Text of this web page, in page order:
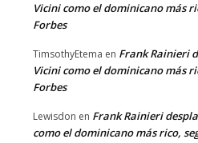
Vicini como el dominicano más
Forbes
TimsothyEtema en Frank Rainieri
Vicini como el dominicano más
Forbes
Lewisdon en Frank Rainieri
como el dominicano más rico,